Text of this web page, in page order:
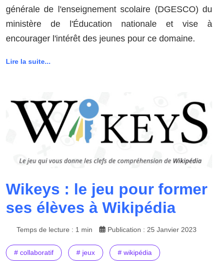
générale de l'enseignement scolaire (DGESCO) du
ministère de l'Éducation nationale et vise à
encourager l'intérêt des jeunes pour ce domaine.
Lire la suite...
Wikeys : le jeu pour former
ses élèves à Wikipédia
Temps de lecture : 1 min Publication : 25 Janvier 2023
# collaboratif # jeux # wikipédia